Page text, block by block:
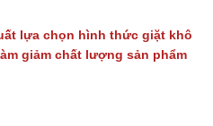
lựa chọn hình thức giặt khô
giảm chất lượng sản phẩm